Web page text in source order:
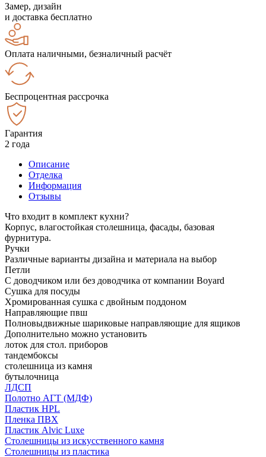
Замер, дизайн
и доставка бесплатно
Оплата наличными, безналичный расчёт
Беспроцентная рассрочка
Гарантия
2 года
Описание
Отделка
Информация
Отзывы
Что входит в комплект кухни?
Корпус, влагостойкая столешница, фасады, базовая
фурнитура.
Ручки
Различные варианты дизайна и материала на выбор
Петли
С доводчиком или без доводчика от компании Boyard
Сушка для посуды
Хромированная сушка с двойным поддоном
Направляющие пвш
Полновыдвижные шариковые направляющие для ящиков
Дополнительно можно установить
лоток для стол. приборов
тандембоксы
столешница из камня
бутылочница
ЛДСП
Полотно АГТ (МДФ)
Пластик HPL
Пленка ПВХ
Пластик Alvic Luxe
Столешницы из искусственного камня
Столешницы из пластика